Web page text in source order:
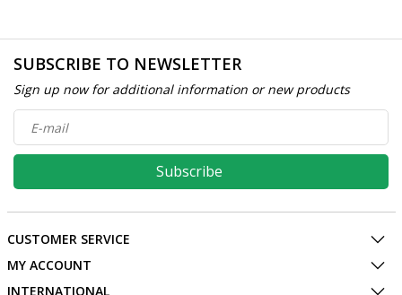
SUBSCRIBE TO NEWSLETTER
Sign up now for additional information or new products
Subscribe
CUSTOMER SERVICE
MY ACCOUNT
INTERNATIONAL